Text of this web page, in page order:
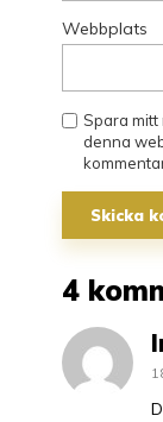
Webbplats
Spara mitt
denna
4